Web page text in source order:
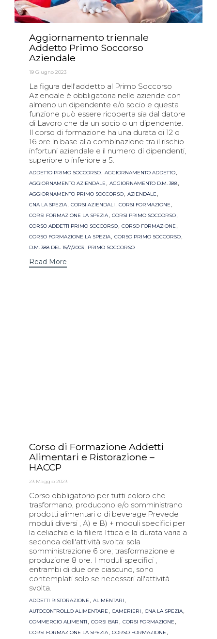
Aggiornamento triennale
Addetto Primo Soccorso
Aziendale
19 Giugno 2023
La figura dell'addetto al Primo Soccorso
Aziendale è obbligatoria nelle aziende con
almeno un dipendente e/o socio e questa
funzione può essere ricoperta sia dal datore
di Lavoro che da un socio o un dipendente.
Il corso di formazione ha una durata di 12 o
16 ore in base alla combinazione tra il rischio
infortuni aziendale e il numero di dipendenti,
superiore o inferiore a 5.
Tags
ADDETTO PRIMO SOCCORSO, AGGIORNAMENTO ADDETTO,
AGGIORNAMENTO AZIENDALE , AGGIORNAMENTO D.M. 388,
AGGIORNAMENTO PRIMO SOCCORSO, AZIENDALE ,
CNA LA SPEZIA, CORSI AZIENDALI , CORSI FORMAZIONE ,
CORSI FORMAZIONE LA SPEZIA, CORSI PRIMO SOCCORSO,
CORSO ADDETTI PRIMO SOCCORSO, CORSO FORMAZIONE ,
CORSO FORMAZIONE LA SPEZIA, CORSO PRIMO SOCCORSO,
D.M. 388 DEL 15/7/2003, PRIMO SOCCORSO
Read More
Corso di Formazione Addetti
Alimentari e Ristorazione –
HACCP
23 Maggio 2023
Corso obbligatorio per tutti coloro che
trasformano, producono e/o somministrano
prodotti alimentari o di beverage.Prevede
moduli diversi , A) e B) + moduli specifici per
la celiachia e la filiera Ittica e la durata varia a
seconda dell'attività svolta: sola
somministrazione 6 ore; trasformazione e
produzione 8 ore. I moduli specifici ,
entrambi di due ore ciascuno, sono
contemplati solo se necessari all'attività
svolta.
Tags
ADDETTI RISTORAZIONE , ALIMENTARI ,
AUTOCONTROLLO ALIMENTARE , CAMERIERI , CNA LA SPEZIA,
COMMERCIO ALIMENTI , CORSI BAR , CORSI FORMAZIONE ,
CORSI FORMAZIONE LA SPEZIA, CORSO FORMAZIONE ,